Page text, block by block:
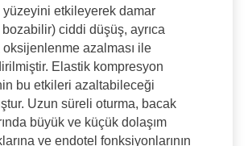
yüzeyini etkileyerek damar
bozabilir) ciddi düşüş, ayrıca
oksijenlenme azalması ile
Elastik kompresyon
bu etkileri azaltabileceği
Uzun süreli oturma, bacak
büyük ve küçük dolaşım
ve endotel fonksiyonlarının